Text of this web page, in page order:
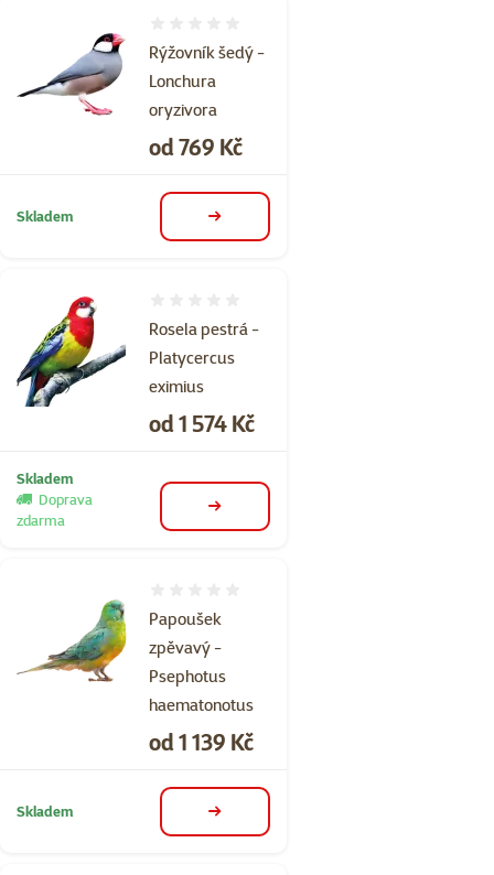
Rýžovník šedý -
Lonchura
oryzivora
Cena
od 769 Kč
Skladem detail
Rosela pestrá -
Platycercus
eximius
Cena
od 1 574 Kč
Skladem
Doprava
zdarma
detail
Papoušek
zpěvavý -
Psephotus
haematonotus
Cena
od 1 139 Kč
Skladem detail